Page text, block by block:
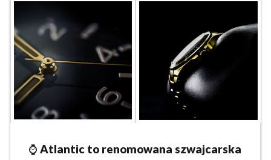
⌚ Atlantic to renomowana szwajcarska